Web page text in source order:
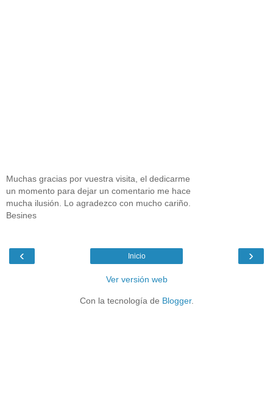
Muchas gracias por vuestra visita, el dedicarme
un momento para dejar un comentario me hace
mucha ilusión. Lo agradezco con mucho cariño.
Besines
‹ ›
Inicio
Ver versión web
Con la tecnología de Blogger.